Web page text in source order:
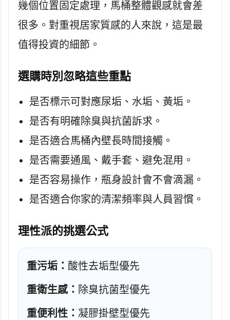
幾個位置固定處理，馬桶整體觀感就會差
很多。對重視居家質感的人來說，這是最
值得投資的細節。
選購時別忽略這些重點
是否標示可對應尿垢、水垢、黃垢。
是否有明確除臭與抗菌訴求。
是否適合馬桶內壁長時間接觸。
是否需要通風、戴手套、避免混用。
是否容易操作，瓶身設計會不會滴漏。
是否適合你家的清潔頻率與人員習慣。
理性派的挑選公式
重污垢： 酸性去垢型優先
重衛生感： 除臭抗菌型優先
重便利性： 凝膠掛壁型優先